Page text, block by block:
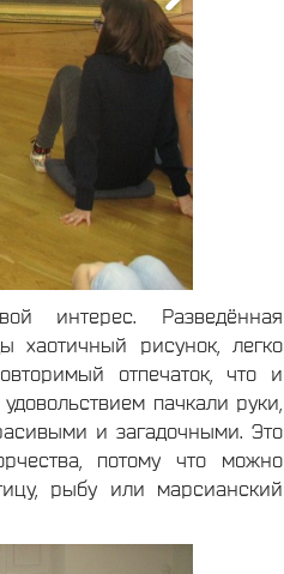
интерес. Разведённая
хаотичный рисунок, легко
отпечаток, что и
пачкали руки,
и загадочными. Это
потому что можно
рыбу или марсианский